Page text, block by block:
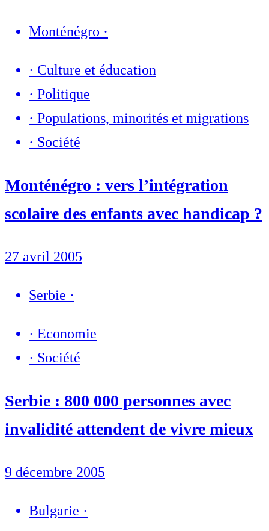
Monténégro ·
· Culture et éducation
· Politique
· Populations, minorités et migrations
· Société
Monténégro : vers l’intégration
scolaire des enfants avec handicap ?
27 avril 2005
Serbie ·
· Economie
· Société
Serbie : 800 000 personnes avec
invalidité attendent de vivre mieux
9 décembre 2005
Bulgarie ·